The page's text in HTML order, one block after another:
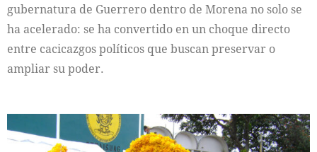
gubernatura de Guerrero dentro de Morena no solo se
ha acelerado: se ha convertido en un choque directo
entre cacicazgos políticos que buscan preservar o
ampliar su poder.